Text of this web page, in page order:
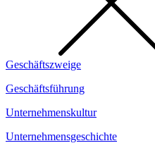
Geschäftszweige
Geschäftsführung
Unternehmenskultur
Unternehmensgeschichte